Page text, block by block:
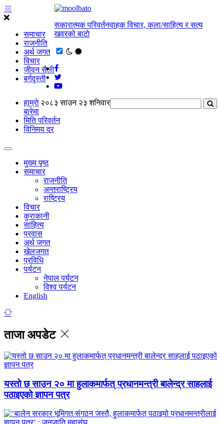
समाचार
राजनीति
अर्थ जगत
विचार
जीवन सैली
बर्गदृस्ती
सकारात्मक परिवर्तनवाहक विचार, कला/साहित्य र सत्य
खवरको बाटाे
२०८३ साउन २३ शनिवार
हाम्राे
बारेमा
मिति परिवर्तन
विनिमय दर
मुख्य पृष्ठ
समाचार
राजनीति
अन्तराष्ट्रिय
राष्ट्रिय
विचार
कुराकानी
साहित्य
प्रवास
अर्थ जगत
खेलजगत
प्रविधि
पर्यटन
नेपाल पर्यटन
विश्व पर्यटन
English
ताजा अपडेट
यस्तो छ साउन २० मा हुलाकमार्फत् प्रधानमन्त्री बालेन्द्र साहलाई
पठाइएको ज्ञापन पत्र